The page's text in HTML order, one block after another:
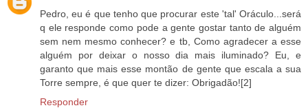
Pedro, eu é que tenho que procurar este 'tal' Oráculo...será
q ele responde como pode a gente gostar tanto de alguém
sem nem mesmo conhecer? e tb, Como agradecer a esse
alguém por deixar o nosso dia mais iluminado? Eu, e
garanto que mais esse montão de gente que escala a sua
Torre sempre, é que quer te dizer: Obrigadão![2]
Responder